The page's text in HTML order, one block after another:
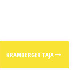
KRAMBERGER TAJA